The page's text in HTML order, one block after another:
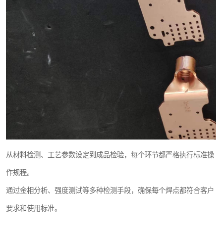
从材料检测、工艺参数设定到成品检验，每个环节都严格执行标准操
作规程。
通过金相分析、强度测试等多种检测手段，确保每个焊点都符合客户
要求和使用标准。